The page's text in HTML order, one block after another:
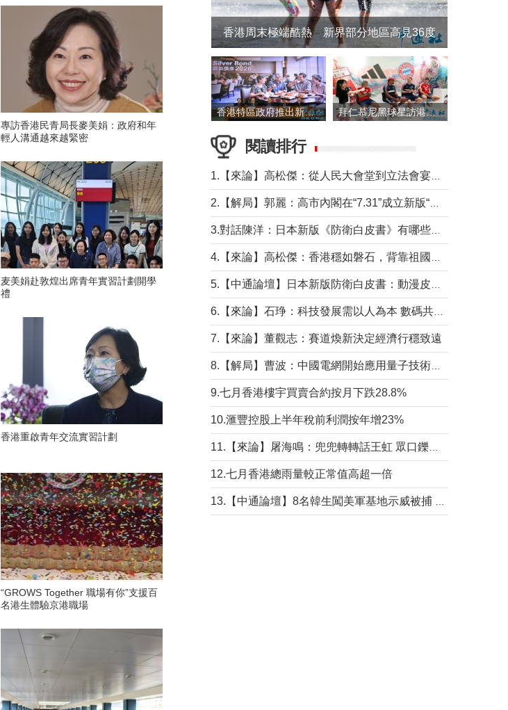
專訪香港民青局長麥美娟：政府和年
輕人溝通越來越緊密
麦美娟赴敦煌出席青年實習計劃開學
禮
香港重啟青年交流實習計劃
“GROWS Together 職場有你”支援百
名港生體驗京港職場
香港周末極端酷熱 新界部分地區高見36度
香港特區政府推出新一批銀色債券 每手1萬元保底息4.25厘 拜仁慕尼黑球星訪港 與球迷近距離互動
閱讀排行
7.【來論】董觀志：賽道煥新決定經濟行穩致遠
9.七月香港樓宇買賣合約按月下跌28.8%
10.滙豐控股上半年稅前利潤按年增23%
12.七月香港總雨量較正常值高超一倍